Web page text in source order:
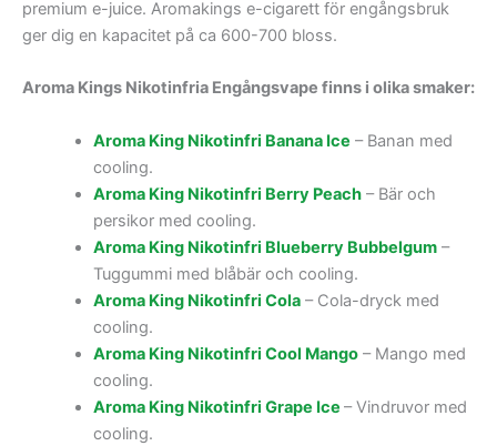
premium e-juice. Aromakings e-cigarett för engångsbruk
ger dig en kapacitet på ca 600-700 bloss.
Aroma Kings Nikotinfria Engångsvape finns i olika smaker:
Aroma King Nikotinfri Banana Ice – Banan med
cooling.
Aroma King Nikotinfri Berry Peach– Bär och
persikor med cooling.
Aroma King Nikotinfri Blueberry Bubbelgum–
Tuggummi med blåbär och cooling.
Aroma King Nikotinfri Cola– Cola-dryck med
cooling.
Aroma King Nikotinfri Cool Mango– Mango med
cooling.
Aroma King Nikotinfri Grape Ice – Vindruvor med
cooling.